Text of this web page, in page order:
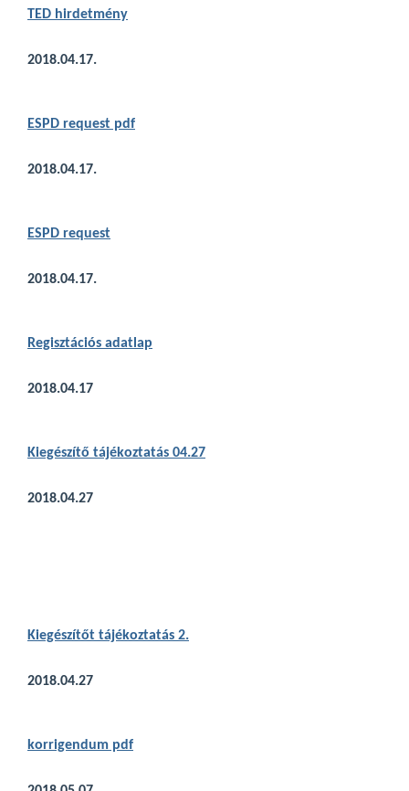
TED hirdetmény
2018.04.17.
ESPD request pdf
2018.04.17.
ESPD request
2018.04.17.
Regisztációs adatlap
2018.04.17
Kiegészítő tájékoztatás 04.27
2018.04.27
Kiegészítőt tájékoztatás 2.
2018.04.27
korrigendum pdf